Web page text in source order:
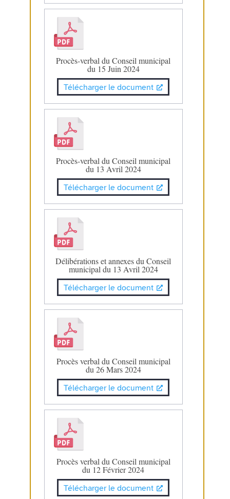
Procès-verbal du Conseil municipal
du 15 Juin 2024
Télécharger le document
Procès-verbal du Conseil municipal
du 13 Avril 2024
Télécharger le document
Délibérations et annexes du Conseil
municipal du 13 Avril 2024
Télécharger le document
Procès verbal du Conseil municipal
du 26 Mars 2024
Télécharger le document
Procès verbal du Conseil municipal
du 12 Février 2024
Télécharger le document